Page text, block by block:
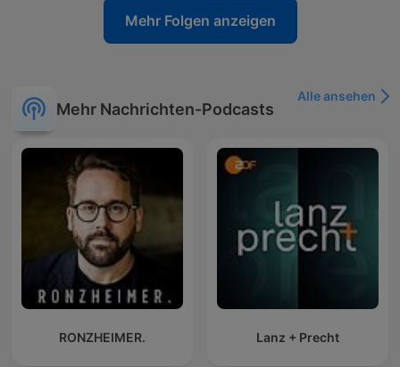
Mehr Folgen anzeigen
Mehr Nachrichten-Podcasts
Alle ansehen
RONZHEIMER. Lanz + Precht